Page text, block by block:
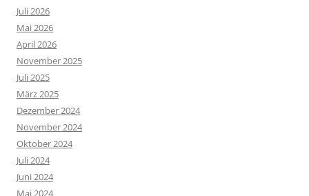
Juli 2026
Mai 2026
April 2026
November 2025
Juli 2025
März 2025
Dezember 2024
November 2024
Oktober 2024
Juli 2024
Juni 2024
Mai 2024